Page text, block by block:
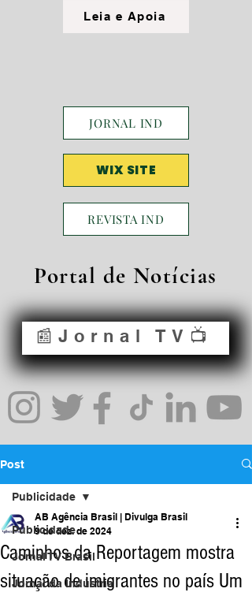
Leia e Apoia
JORNAL IND
WIX SITE
REVISTA IND
Portal de Notícias
📰Jornal TV📺
Post
Publicidade
Jornal TV Brasil
Jornal da Indústria
Publicidade
Caminhos da Reportagem mostra
situação de imigrantes no país Um
AB Agência Brasil | Divulga Brasil
9 de dez. de 2024